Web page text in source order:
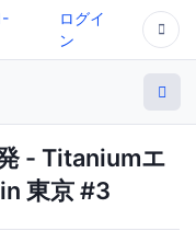
ログイ
ン
- Titaniumエ
東京 #3